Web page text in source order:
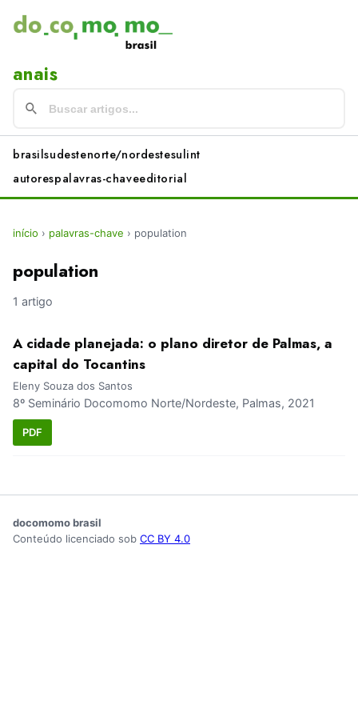
anais
brasilsudestenorte/nordestesulint
autorespalavras-chaveeditorial
início › palavras-chave › population
population
1 artigo
A cidade planejada: o plano diretor de Palmas, a
capital do Tocantins
Eleny Souza dos Santos
8º Seminário Docomomo Norte/Nordeste, Palmas, 2021
PDF
docomomo brasil
Conteúdo licenciado sob CC BY 4.0